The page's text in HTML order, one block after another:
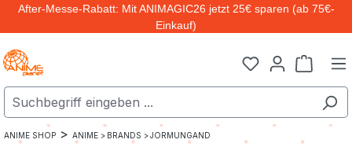
Zum Hauptinhalt springen
After-Messe-Rabatt: Mit ANIMAGIC26 jetzt 25€ sparen (ab 75€-
Einkauf)
ANIME SHOP > ANIME > BRANDS >JORMUNGAND